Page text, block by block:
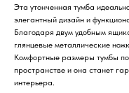
Эта утонченная тумба
элегантный дизайн и
Благодаря двум удобным
глянцевые металлические
Комфортные размеры тумбы
пространстве и она станет
интерьера.